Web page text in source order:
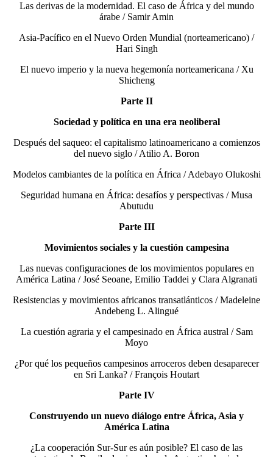
Las derivas de la modernidad. El caso de África y del mundo
árabe / Samir Amin
Asia-Pacífico en el Nuevo Orden Mundial (norteamericano) /
Hari Singh
El nuevo imperio y la nueva hegemonía norteamericana / Xu
Shicheng
Parte II
Sociedad y política en una era neoliberal
Después del saqueo: el capitalismo latinoamericano a comienzos
del nuevo siglo / Atilio A. Boron
Modelos cambiantes de la política en África / Adebayo Olukoshi
Seguridad humana en África: desafíos y perspectivas / Musa
Abutudu
Parte III
Movimientos sociales y la cuestión campesina
Las nuevas configuraciones de los movimientos populares en
América Latina / José Seoane, Emilio Taddei y Clara Algranati
Resistencias y movimientos africanos transatlánticos / Madeleine
Andebeng L. Alingué
La cuestión agraria y el campesinado en África austral / Sam
Moyo
¿Por qué los pequeños campesinos arroceros deben desaparecer
en Sri Lanka? / François Houtart
Parte IV
Construyendo un nuevo diálogo entre África, Asia y
América Latina
¿La cooperación Sur-Sur es aún posible? El caso de las